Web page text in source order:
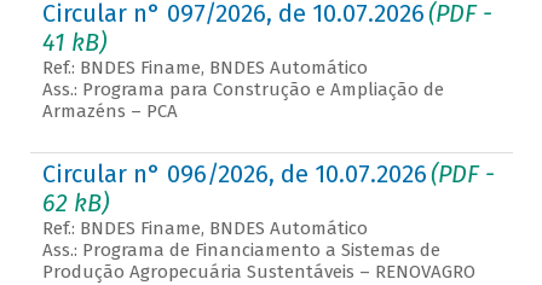
Circular n° 097/2026, de 10.07.2026(PDF -
41 kB)
Ref.: BNDES Finame, BNDES Automático
Ass.: Programa para Construção e Ampliação de
Armazéns – PCA
Circular n° 096/2026, de 10.07.2026(PDF -
62 kB)
Ref.: BNDES Finame, BNDES Automático
Ass.: Programa de Financiamento a Sistemas de
Produção Agropecuária Sustentáveis – RENOVAGRO